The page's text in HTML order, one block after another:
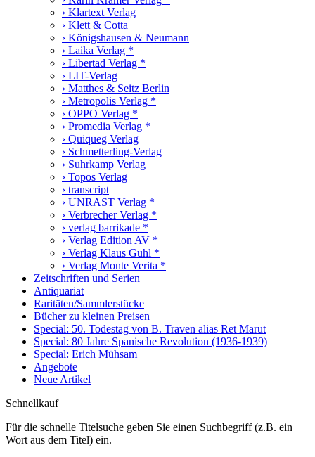
› Klartext Verlag
› Klett & Cotta
› Königshausen & Neumann
› Laika Verlag *
› Libertad Verlag *
› LIT-Verlag
› Matthes & Seitz Berlin
› Metropolis Verlag *
› OPPO Verlag *
› Promedia Verlag *
› Quiqueg Verlag
› Schmetterling-Verlag
› Suhrkamp Verlag
› Topos Verlag
› transcript
› UNRAST Verlag *
› Verbrecher Verlag *
› verlag barrikade *
› Verlag Edition AV *
› Verlag Klaus Guhl *
› Verlag Monte Verita *
Zeitschriften und Serien
Antiquariat
Raritäten/Sammlerstücke
Bücher zu kleinen Preisen
Special: 50. Todestag von B. Traven alias Ret Marut
Special: 80 Jahre Spanische Revolution (1936-1939)
Special: Erich Mühsam
Angebote
Neue Artikel
Schnellkauf
Für die schnelle Titelsuche geben Sie einen Suchbegriff (z.B. ein
Wort aus dem Titel) ein.